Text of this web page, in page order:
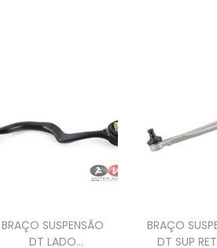
BRAÇO SUSPENSÃO
DT LADO
BRAÇO
DT SUP